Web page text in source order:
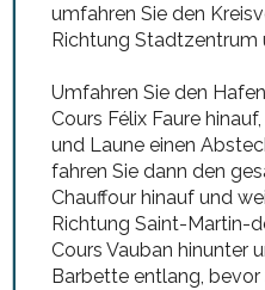
umfahren Sie den
Richtung Stadtzentrum
Umfahren Sie den
Cours Félix Faure
und Laune einen
fahren Sie dann den
Chauffour hinauf und
Richtung Saint-Martin-
Cours Vauban hinunter
Barbette entlang,